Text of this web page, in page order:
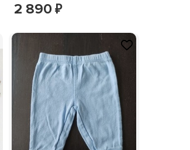
2 890 ₽